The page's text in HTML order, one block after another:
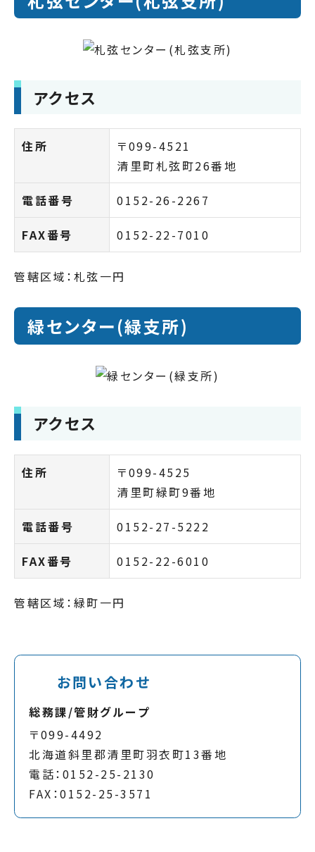
アクセス
住所
〒099-4521
清里町札弦町26番地
電話番号 0152-26-2267
FAX番号 0152-22-7010
管轄区域：札弦一円
緑センター(緑支所)
アクセス
住所
〒099-4525
清里町緑町9番地
電話番号 0152-27-5222
FAX番号 0152-22-6010
管轄区域：緑町一円
お問い合わせ
総務課/管財グループ
〒099-4492
北海道斜里郡清里町羽衣町13番地
電話：0152-25-2130
FAX：0152-25-3571